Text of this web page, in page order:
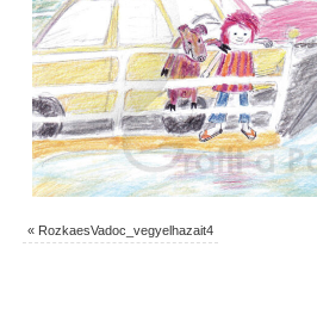
« RozkaesVadoc_vegyelhazait4